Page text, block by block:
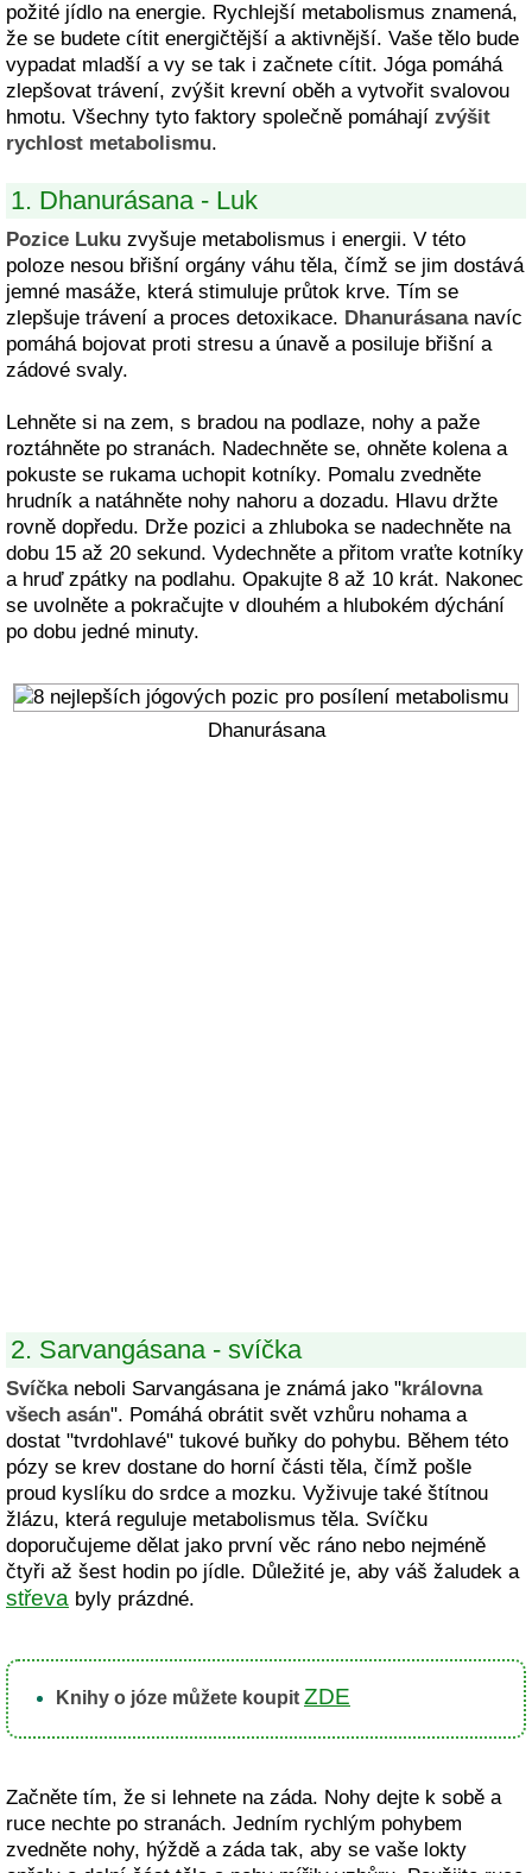
požité jídlo na energie. Rychlejší metabolismus znamená,
že se budete cítit energičtější a aktivnější. Vaše tělo bude
vypadat mladší a vy se tak i začnete cítit. Jóga pomáhá
zlepšovat trávení, zvýšit krevní oběh a vytvořit svalovou
hmotu. Všechny tyto faktory společně pomáhají zvýšit
rychlost metabolismu.
1. Dhanurásana - Luk
Pozice Luku zvyšuje metabolismus i energii. V této
poloze nesou břišní orgány váhu těla, čímž se jim dostává
jemné masáže, která stimuluje průtok krve. Tím se
zlepšuje trávení a proces detoxikace. Dhanurásananavíc
pomáhá bojovat proti stresu a únavě a posiluje břišní a
zádové svaly.
Lehněte si na zem, s bradou na podlaze, nohy a paže
roztáhněte po stranách. Nadechněte se, ohněte kolena a
pokuste se rukama uchopit kotníky. Pomalu zvedněte
hrudník a natáhněte nohy nahoru a dozadu. Hlavu držte
rovně dopředu. Drže pozici a zhluboka se nadechněte na
dobu 15 až 20 sekund. Vydechněte a přitom vraťte kotníky
a hruď zpátky na podlahu. Opakujte 8 až 10 krát. Nakonec
se uvolněte a pokračujte v dlouhém a hlubokém dýchání
po dobu jedné minuty.
Dhanurásana
2. Sarvangásana - svíčka
Svíčkaneboli Sarvangásana je známá jako "královna
všech asán". Pomáhá obrátit svět vzhůru nohama a
dostat "tvrdohlavé" tukové buňky do pohybu. Během této
pózy se krev dostane do horní části těla, čímž pošle
proud kyslíku do srdce a mozku. Vyživuje také štítnou
žlázu, která reguluje metabolismus těla. Svíčku
doporučujeme dělat jako první věc ráno nebo nejméně
čtyři až šest hodin po jídle. Důležité je, aby váš žaludek a
střeva byly prázdné.
Knihy o józe můžete koupit ZDE
Začněte tím, že si lehnete na záda. Nohy dejte k sobě a
ruce nechte po stranách. Jedním rychlým pohybem
zvedněte nohy, hýždě a záda tak, aby se vaše lokty